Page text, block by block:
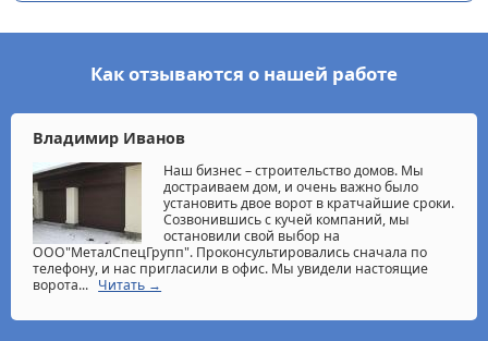
Как отзываются о нашей работе
Владимир Иванов
Наш бизнес – строительство домов. Мы
достраиваем дом, и очень важно было
установить двое ворот в кратчайшие сроки.
Созвонившись с кучей компаний, мы
остановили свой выбор на
ООО"МеталСпецГрупп". Проконсультировались сначала по
телефону, и нас пригласили в офис. Мы увидели настоящие
ворота... Читать →